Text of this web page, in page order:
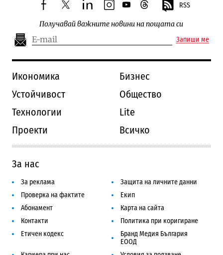
facebooktwitterlinkedininstagram
youtubethreads RSS
Получавай важните новини на пощата си
Запиши ме
Икономика
Бизнес
Устойчивост
Общество
Технологии
Lite
Проекти
Всичко
За нас
За реклама
Защита на личните данни
Проверка на фактите
Екип
Абонамент
Карта на сайта
Контакти
Политика при коригиране
Етичен кодекс
Бранд Медия България
ЕООД